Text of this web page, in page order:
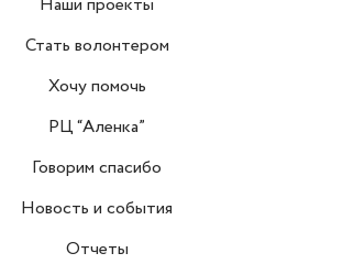
Стать волонтером
Хочу помочь
РЦ “Аленка”
Говорим спасибо
Новость и события
Отчеты